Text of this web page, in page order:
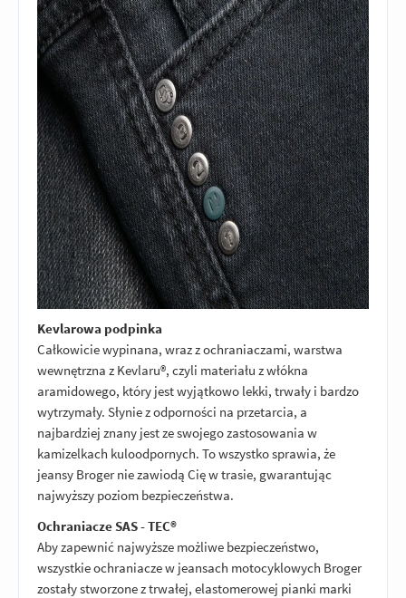
Kevlarowa podpinka
Całkowicie wypinana, wraz z ochraniaczami, warstwa
wewnętrzna z Kevlaru®, czyli materiału z włókna
aramidowego, który jest wyjątkowo lekki, trwały i bardzo
wytrzymały. Słynie z odporności na przetarcia, a
najbardziej znany jest ze swojego zastosowania w
kamizelkach kuloodpornych. To wszystko sprawia, że
jeansy Broger nie zawiodą Cię w trasie, gwarantując
najwyższy poziom bezpieczeństwa.
Ochraniacze SAS - TEC®
Aby zapewnić najwyższe możliwe bezpieczeństwo,
wszystkie ochraniacze w jeansach motocyklowych Broger
zostały stworzone z trwałej, elastomerowej pianki marki